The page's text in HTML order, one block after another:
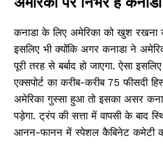
कनाडा के लिए अमेरिका को खुश रखना
इसलिए भी क्योंकि अगर कनाडा ने
पूरी तरह से बर्बाद हो जाएगा. ऐसा
एक्सपोर्ट का करीब-करीब 75 फीसदी
अमेरिका गुस्सा हुआ तो इसका असर
पड़ेगा. ट्रंप की सत्ता में वापसी के बाद
आनन-फानन में स्पेशल कैबिनेट कमेटी